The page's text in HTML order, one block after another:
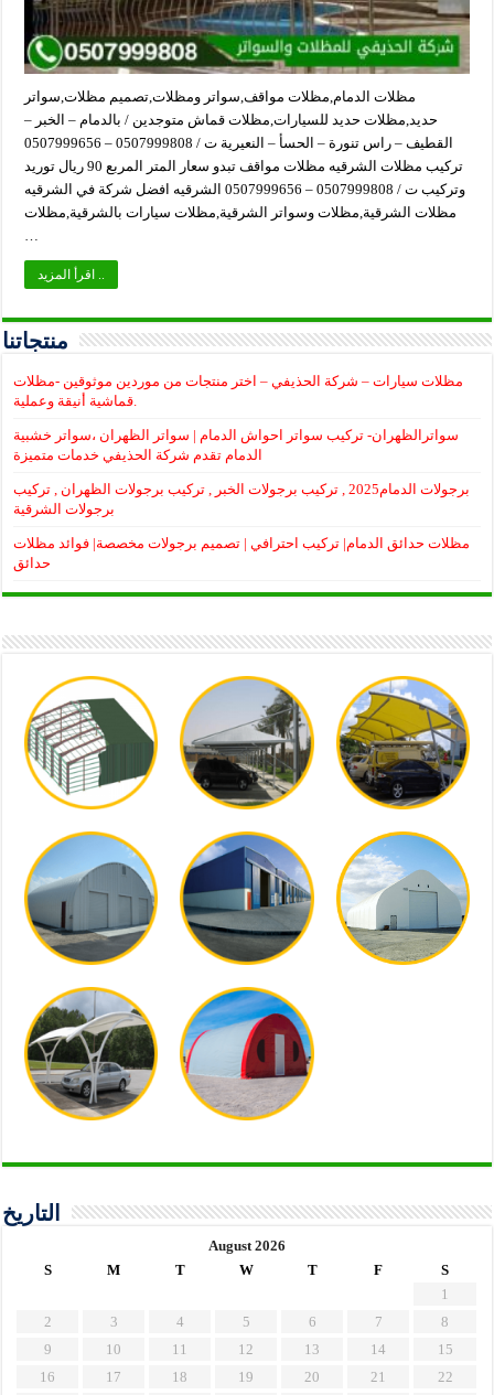
مظلات الدمام,مظلات مواقف,سواتر ومظلات,تصميم مظلات,سواتر
حديد,مظلات حديد للسيارات,مظلات قماش متوجدين / بالدمام – الخبر –
القطيف – راس تنورة – الحسأ – النعيرية ت / 0507999808 – 0507999656
تركيب مظلات الشرقيه مظلات مواقف تبدو سعار المتر المربع 90 ريال توريد
وتركيب ت / 0507999808 – 0507999656 الشرقيه افضل شركة في الشرقيه
مظلات الشرقية,مظلات وسواتر الشرقية,مظلات سيارات بالشرقية,مظلات
اقرأ المزيد ..
منتجاتنا
مظلات سيارات – شركة الحذيفي – اختر منتجات من موردين موثوقين -مظلات
سواترالظهران- تركيب سواتر احواش الدمام | سواتر الظهران ،سواتر خشبية
الدمام تقدم شركة الحذيفي خدمات متميزة
برجولات الدمام2025 , تركيب برجولات الخبر , تركيب برجولات الظهران , تركيب
برجولات الشرقية
مظلات حدائق الدمام| تركيب احترافي | تصميم برجولات مخصصة| فوائد مظلات
حدائق
التاريخ
August 2026
S
M T W T F
S
1
2
3 4 5 6 7
8
9
10 11 12 13 14
15
16
17 18 19 20 21
22